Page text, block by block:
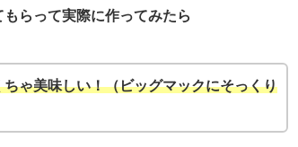
らって実際に作ってみたら
ゃ美味しい！（ビッグマックにそっくり